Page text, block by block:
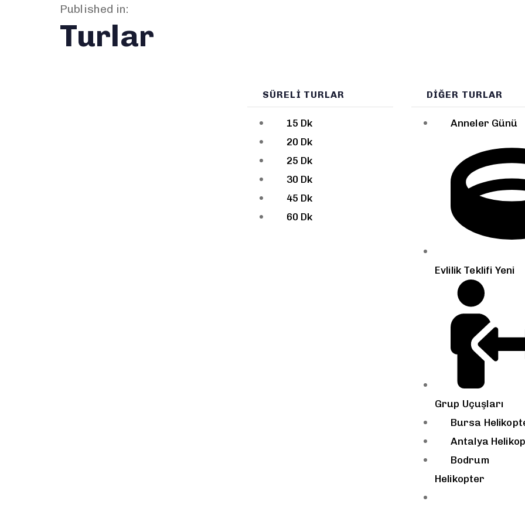
Published in:
Turlar
SÜRELI TURLAR
15 Dk
20 Dk
25 Dk
30 Dk
45 Dk
60 Dk
DIĞER TURLAR
Anneler Günü
Evlilik Teklifi Yeni
Grup Uçuşları
Bursa
Antalya
Bodrum
Helikopter